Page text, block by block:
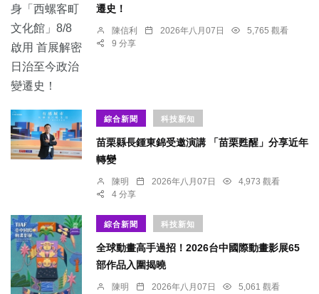
遷史！
陳信利 2026年八月07日
5,765 觀看
9 分享
綜合新聞 科技新知
苗栗縣長鍾東錦受邀演講 「苗栗甦醒」分享近年
轉變
陳明 2026年八月07日
4,973 觀看
4 分享
綜合新聞 科技新知
全球動畫高手過招！2026台中國際動畫影展65
部作品入圍揭曉
陳明 2026年八月07日
5,061 觀看